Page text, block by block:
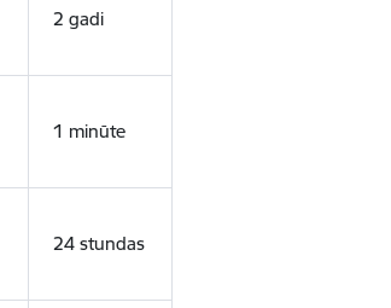
2 gadi
1 minūte
24 stundas